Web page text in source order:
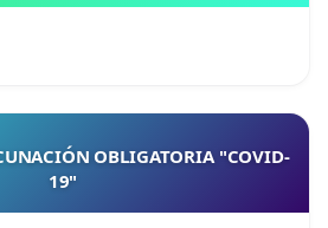
OBLIGATORIA "COVID-
19"